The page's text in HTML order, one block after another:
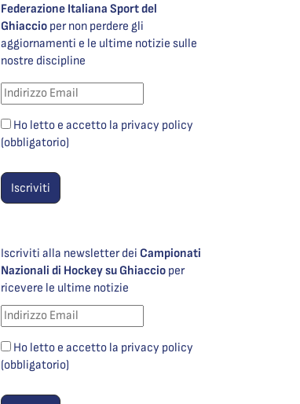
Federazione Italiana Sport del
Ghiaccio per non perdere gli
aggiornamenti e le ultime notizie sulle
nostre discipline
Ho letto e accetto la privacy policy
(obbligatorio)
Iscriviti alla newsletter dei Campionati
Nazionali di Hockey su Ghiaccio per
ricevere le ultime notizie
Ho letto e accetto la privacy policy
(obbligatorio)